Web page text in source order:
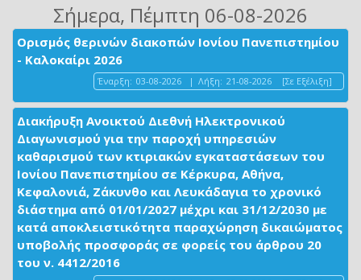
Σήμερα, Πέμπτη 06-08-2026
Ορισμός θερινών διακοπών Ιονίου Πανεπιστημίου
- Καλοκαίρι 2026
Έναρξη: 03-08-2026 | Λήξη: 21-08-2026 [Σε Εξέλιξη]
Διακήρυξη Ανοικτού Διεθνή Ηλεκτρονικού
Διαγωνισμού για την παροχή υπηρεσιών
καθαρισμού των κτιριακών εγκαταστάσεων του
Ιονίου Πανεπιστημίου σε Κέρκυρα, Αθήνα,
Κεφαλονιά, Ζάκυνθο και Λευκάδαγια το χρονικό
διάστημα από 01/01/2027 μέχρι και 31/12/2030 με
κατά αποκλειστικότητα παραχώρηση δικαιώματος
υποβολής προσφοράς σε φορείς του άρθρου 20
του ν. 4412/2016